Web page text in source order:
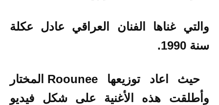
والتي غناها الفنان العراقي عادل عكلة
سنة 1990.
حيث اعاد توزيعها Roounee المختار
وأطلقت هذه الأغنية على شكل فيديو